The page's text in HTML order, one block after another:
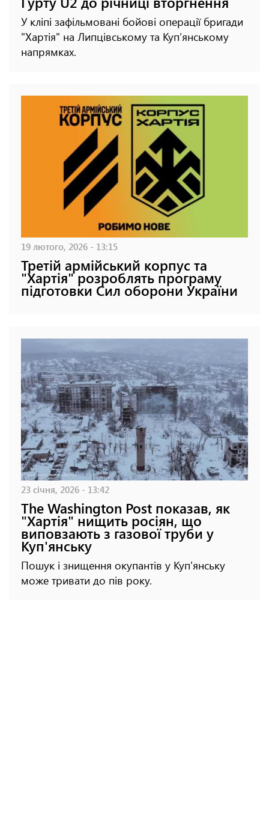
У кліпі зафільмовані бойові операції бригади
"Хартія" на Липцівському та Куп’янському
напрямках.
19 лютого, 2026 - 13:15
Третій армійський корпус та
"Хартія" розроблять програму
підготовки Сил оборони України
23 січня, 2026 - 13:42
The Washington Post показав, як
"Хартія" нищить росіян, що
виповзають з газової труби у
Куп'янську
Пошук і знищення окупантів у Куп'янську
може тривати до пів року.